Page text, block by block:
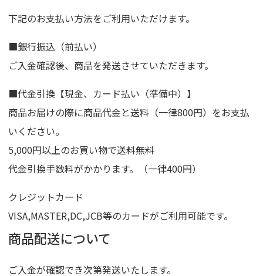
下記のお支払い方法をご利用いただけます。
■銀行振込（前払い）
ご入金確認後、商品を発送させていただきます。
■代金引換【現金、カード払い（準備中）】
商品お届けの際に商品代金と送料（一律800円）をお支払
いください。
5,000円以上のお買い物で送料無料
代金引換手数料がかかります。（一律400円）
クレジットカード
VISA,MASTER,DC,JCB等のカードがご利用可能です。
商品配送について
ご入金が確認でき次第発送いたします。